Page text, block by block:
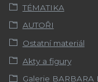
TÉMATIKA
AUTOŘI
Ostatní materiál
Akty a figury
Galerie BARBARA